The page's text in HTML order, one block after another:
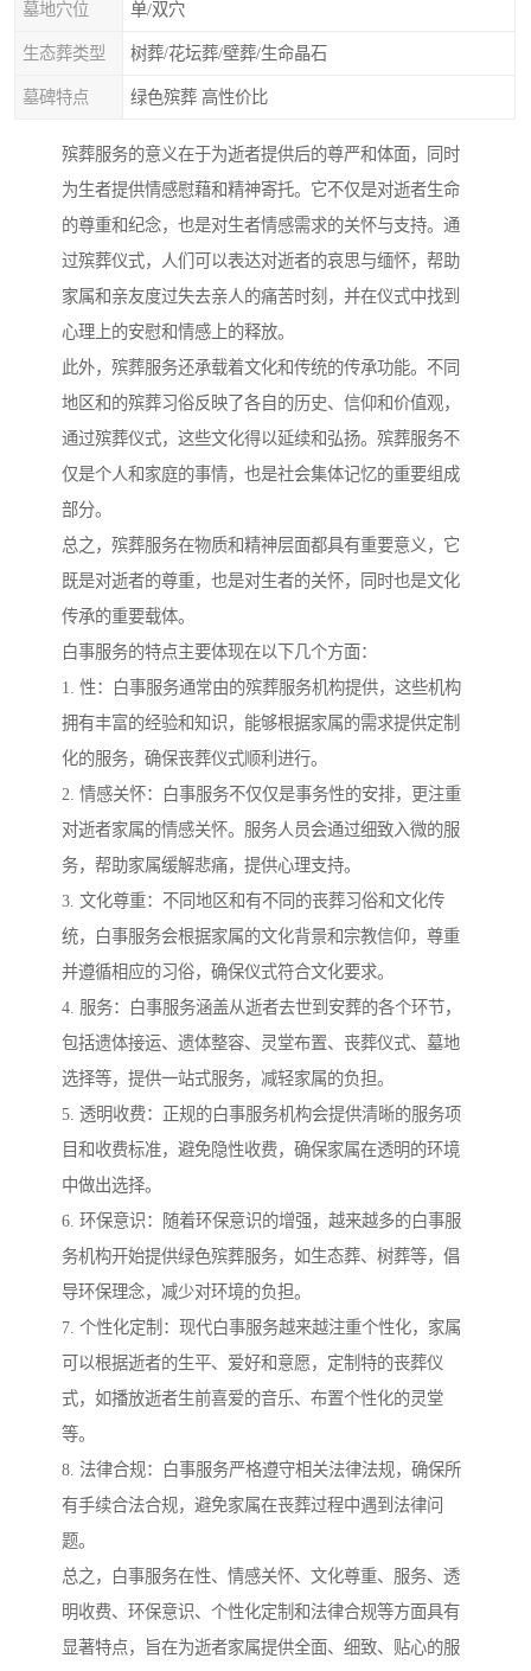
墓地穴位 单/双穴
生态葬类型 树葬/花坛葬/壁葬/生命晶石
墓碑特点 绿色殡葬 高性价比
殡葬服务的意义在于为逝者提供后的尊严和体面，同时
为生者提供情感慰藉和精神寄托。它不仅是对逝者生命
的尊重和纪念，也是对生者情感需求的关怀与支持。通
过殡葬仪式，人们可以表达对逝者的哀思与缅怀，帮助
家属和亲友度过失去亲人的痛苦时刻，并在仪式中找到
心理上的安慰和情感上的释放。
此外，殡葬服务还承载着文化和传统的传承功能。不同
地区和的殡葬习俗反映了各自的历史、信仰和价值观，
通过殡葬仪式，这些文化得以延续和弘扬。殡葬服务不
仅是个人和家庭的事情，也是社会集体记忆的重要组成
部分。
总之，殡葬服务在物质和精神层面都具有重要意义，它
既是对逝者的尊重，也是对生者的关怀，同时也是文化
传承的重要载体。
白事服务的特点主要体现在以下几个方面：
1. 性：白事服务通常由的殡葬服务机构提供，这些机构
拥有丰富的经验和知识，能够根据家属的需求提供定制
化的服务，确保丧葬仪式顺利进行。
2. 情感关怀：白事服务不仅仅是事务性的安排，更注重
对逝者家属的情感关怀。服务人员会通过细致入微的服
务，帮助家属缓解悲痛，提供心理支持。
3. 文化尊重：不同地区和有不同的丧葬习俗和文化传
统，白事服务会根据家属的文化背景和宗教信仰，尊重
并遵循相应的习俗，确保仪式符合文化要求。
4. 服务：白事服务涵盖从逝者去世到安葬的各个环节，
包括遗体接运、遗体整容、灵堂布置、丧葬仪式、墓地
选择等，提供一站式服务，减轻家属的负担。
5. 透明收费：正规的白事服务机构会提供清晰的服务项
目和收费标准，避免隐性收费，确保家属在透明的环境
中做出选择。
6. 环保意识：随着环保意识的增强，越来越多的白事服
务机构开始提供绿色殡葬服务，如生态葬、树葬等，倡
导环保理念，减少对环境的负担。
7. 个性化定制：现代白事服务越来越注重个性化，家属
可以根据逝者的生平、爱好和意愿，定制特的丧葬仪
式，如播放逝者生前喜爱的音乐、布置个性化的灵堂
等。
8. 法律合规：白事服务严格遵守相关法律法规，确保所
有手续合法合规，避免家属在丧葬过程中遇到法律问
题。
总之，白事服务在性、情感关怀、文化尊重、服务、透
明收费、环保意识、个性化定制和法律合规等方面具有
显著特点，旨在为逝者家属提供全面、细致、贴心的服